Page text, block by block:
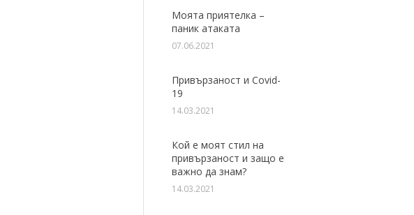
Моята приятелка –
паник атаката
07.06.2021
Привързаност и Covid-
19
14.03.2021
Кой е моят стил на
привързаност и защо е
важно да знам?
14.03.2021